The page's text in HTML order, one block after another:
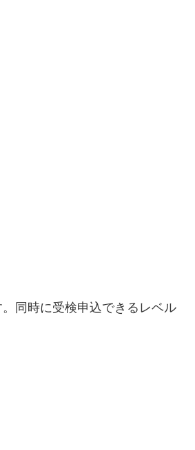
同時に受検申込できるレベル